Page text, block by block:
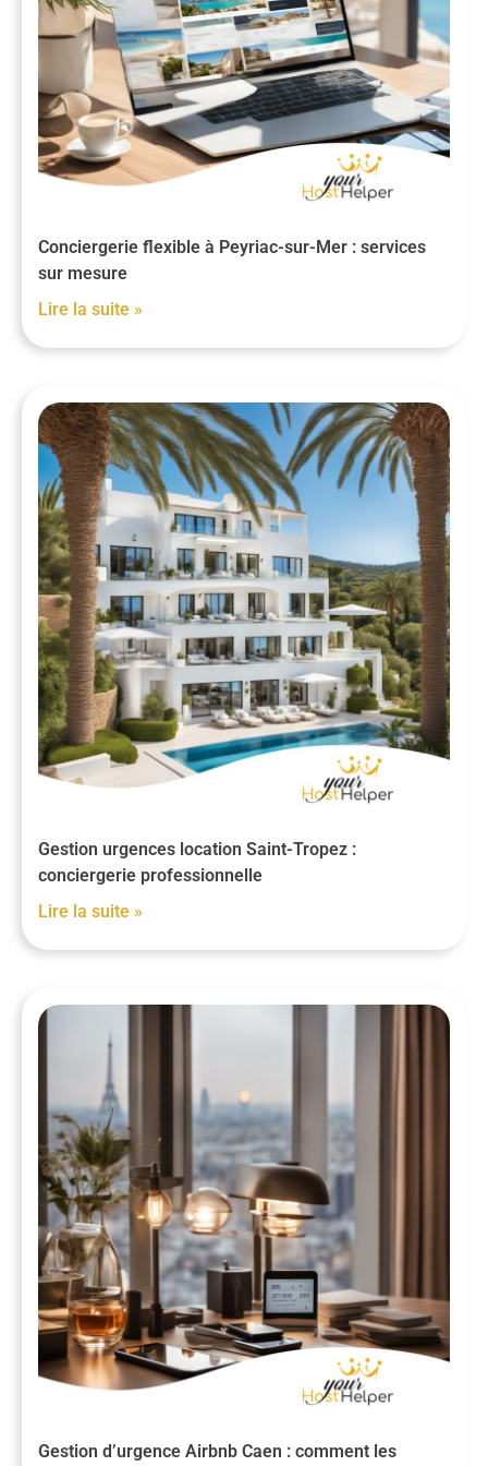
Conciergerie flexible à Peyriac-sur-Mer : services
sur mesure
Lire la suite »
Gestion urgences location Saint-Tropez :
conciergerie professionnelle
Lire la suite »
Gestion d’urgence Airbnb Caen : comment les